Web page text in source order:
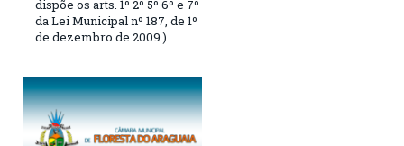
dispõe os arts. 1º 2º 5º 6º e 7º
da Lei Municipal nº 187, de 1º
de dezembro de 2009.)